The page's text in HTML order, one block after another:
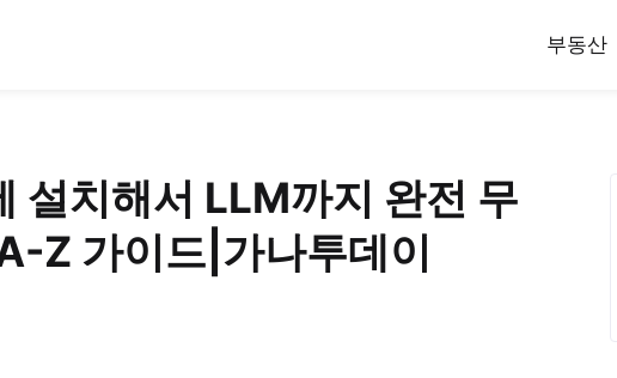
부동산
설치해서 LLM까지 완전 무
Z 가이드|가나투데이